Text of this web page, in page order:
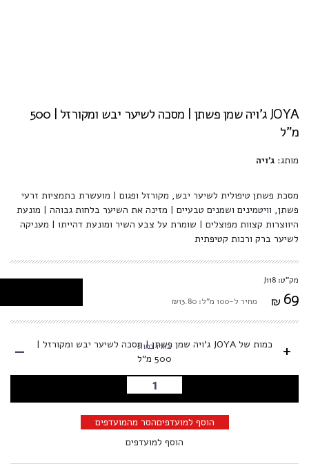
JOYA ג'ויה שמן פשתן | מסכה לשיער יבש ומקורזל | 500
מ"ל
מותג: ג'ויה
מסכת פשתן טיפולית לשיער יבש, מקורזל ופגום | מועשרת בתמציות זרעי
פשתן, וויטמינים ושמנים טבעיים | מזינה את השיער בלחות גבוהה | מונעת
היווצרות קצוות מפוצלים | שומרת על צבע השיר ומונעת דהייתו | מעניקה
לשיער ברק ורכות קטיפתית
מק"ט: J118
₪ 69 מחיר ל-100 מ"ל: ₪13.80
+
כמות של JOYA ג'ויה שמן פשתן | מסכה לשיער יבש ומקורזל |
500 מ"ל
בחרו כמות -
הוספה לסל
הוסף למועדפיםהסר מהמועדפים
הוסף למועדפים